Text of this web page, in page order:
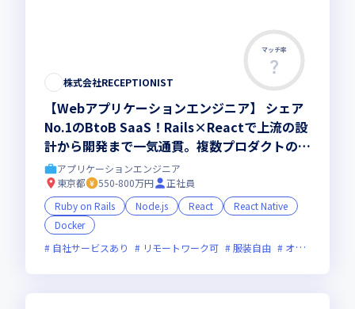
マッチ率
株式会社RECEPTIONIST
【Webアプリケーションエンジニア】 シェア
No.1のBtoB SaaS！Rails×Reactで上流の設
計から開発まで一気通貫。複数プロダクトのマ
ルチ開発を主導／リモート・フレックス可
アプリケーションエンジニア
東京都
550-800万円
正社員
Ruby on Rails
Node.js React
React Native
Docker
自社サービスあり
リモートワーク可 服装自由 オンライン選考可